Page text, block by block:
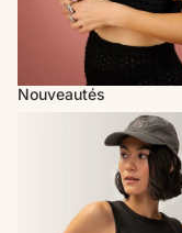
Nouveautés